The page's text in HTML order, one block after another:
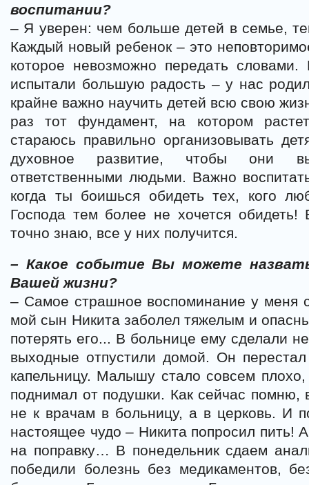
воспитании?
– Я уверен: чем больше детей в семье,
Каждый новый ребенок – это
которое невозможно передать
испытали большую радость – у нас
крайне важно научить детей всю свою
раз тот фундамент, на котором
стараюсь правильно организовывать
духовное развитие, чтобы они
ответственными людьми. Важно
когда ты боишься обидеть тех, кого
Господа тем более не хочется обидеть!
точно знаю, все у них получится.
– Какое событие Вы можете
Вашей жизни?
– Самое страшное воспоминание у меня
мой сын Никита заболел тяжелым и
потерять его... В больнице ему сделали
выходные отпустили домой. Он
капельницу. Малышу стало совсем
поднимал от подушки. Как сейчас помню,
не к врачам в больницу, а в церковь. И
настоящее чудо – Никита попросил пить!
на поправку… В понедельник сдаем
победили болезнь без медикаментов,